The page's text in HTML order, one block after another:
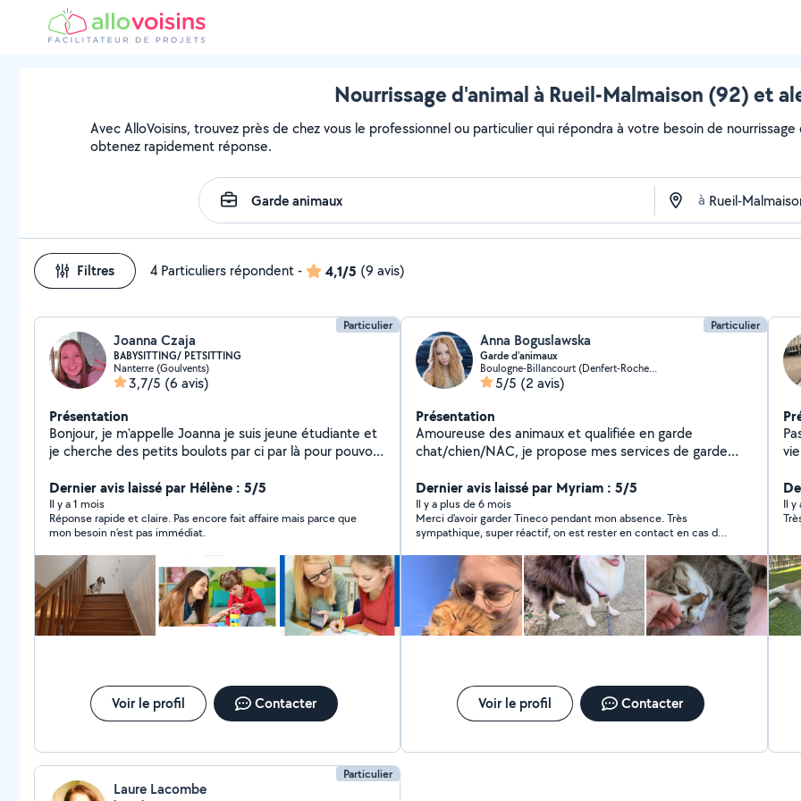
Nourrissage d'animal à Rueil-Malmaison (92) et
Avec AlloVoisins, trouvez près de chez vous le professionnel ou particulier qui répondra à votre besoin de
obtenez rapidement réponse.
à
Filtres 4 Particuliers répondent- 4,1/5 (9 avis)
Particulier
Joanna Czaja
BABYSITTING/ PETSITTING
Nanterre (Goulvents)
3,7/5 (6 avis)
Présentation
Bonjour, je m'appelle Joanna je suis jeune étudiante et
je cherche des petits boulots par ci par là pour pouvoir
d'enfants comme le babysitting mais aussi de l'aide au
devoirs de la maternelle jusqu'à la 2nd. Je m'occupe
aussi de pet sitting donc diferentes sorties ou visites
des animaux de compagnie. Pour plus d'informations
veuillez à me contacter.
Dernier avis laissé par Hélène : 5/5
Il y a 1 mois
Réponse rapide et claire. Pas encore fait affaire mais parce que
mon besoin n'est pas immédiat.
Voir le profil Contacter
Particulier
Anna Boguslawska
Garde d'animaux
Boulogne-Billancourt (Denfert-Rochereau 8)
5/5 (2 avis)
Présentation
Amoureuse des animaux et qualifiée en garde
chat/chien/NAC, je propose mes services de garde
ou le vôtre. Au plaisir de vous voir !
Dernier avis laissé par Myriam : 5/5
Il y a plus de 6 mois
Merci d’avoir garder Tineco pendant mon absence. Très
sympathique, super réactif, on est rester en contact en cas de
Voir le profil Contacter
etc Amoureuse des animaux, je
Chiens Etc À
Il y
Particulier
Laure Lacombe